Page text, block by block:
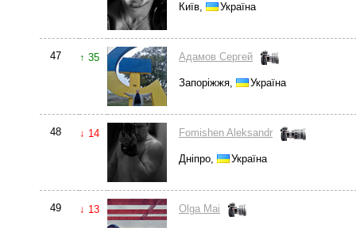
Київ, Україна
47 ↑ 35 Адамов Сергей
Запоріжжя, Україна
48 ↓ 14 Fomishen Aleksandr
Дніпро, Україна
49 ↓ 13 Olga Mai